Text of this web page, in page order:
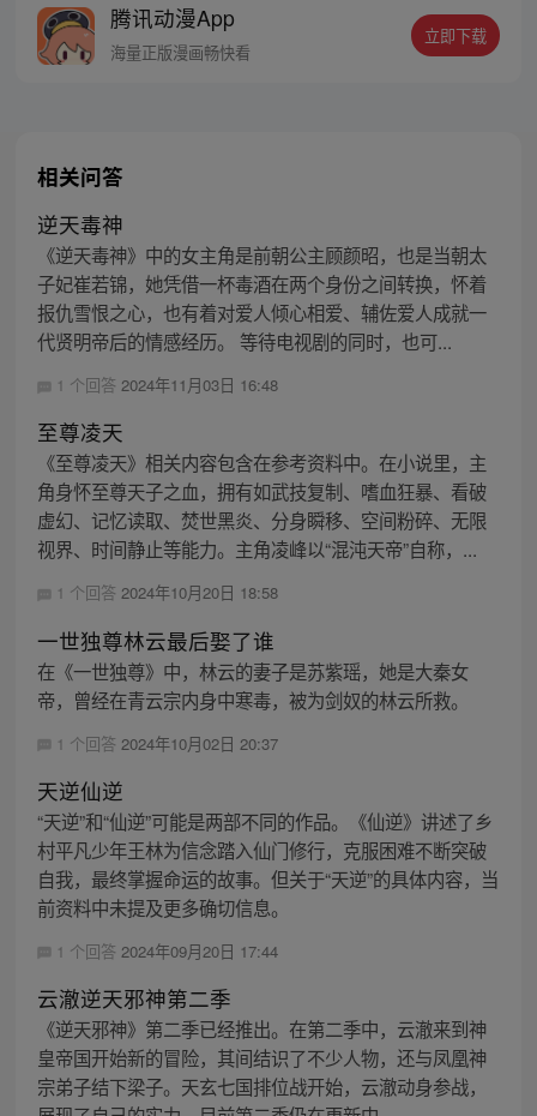
腾讯动漫App
海量正版漫画畅快看
立即下载
相关问答
逆天毒神
《逆天毒神》中的女主角是前朝公主顾颜昭，也是当朝太
子妃崔若锦，她凭借一杯毒酒在两个身份之间转换，怀着
报仇雪恨之心，也有着对爱人倾心相爱、辅佐爱人成就一
代贤明帝后的情感经历。 等待电视剧的同时，也可...
1 个回答 2024年11月03日 16:48
至尊凌天
《至尊凌天》相关内容包含在参考资料中。在小说里，主
角身怀至尊天子之血，拥有如武技复制、嗜血狂暴、看破
虚幻、记忆读取、焚世黑炎、分身瞬移、空间粉碎、无限
视界、时间静止等能力。主角凌峰以“混沌天帝”自称，...
1 个回答 2024年10月20日 18:58
一世独尊林云最后娶了谁
在《一世独尊》中，林云的妻子是苏紫瑶，她是大秦女
帝，曾经在青云宗内身中寒毒，被为剑奴的林云所救。
1 个回答 2024年10月02日 20:37
天逆仙逆
“天逆”和“仙逆”可能是两部不同的作品。《仙逆》讲述了乡
村平凡少年王林为信念踏入仙门修行，克服困难不断突破
自我，最终掌握命运的故事。但关于“天逆”的具体内容，当
前资料中未提及更多确切信息。
1 个回答 2024年09月20日 17:44
云澈逆天邪神第二季
《逆天邪神》第二季已经推出。在第二季中，云澈来到神
皇帝国开始新的冒险，其间结识了不少人物，还与凤凰神
宗弟子结下梁子。天玄七国排位战开始，云澈动身参战，